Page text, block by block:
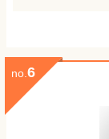
no. 6